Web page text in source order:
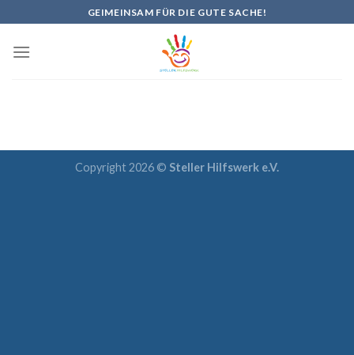
to
content
GEIMEINSAM FÜR DIE GUTE SACHE!
Copyright 2026 © Steller Hilfswerk e.V.